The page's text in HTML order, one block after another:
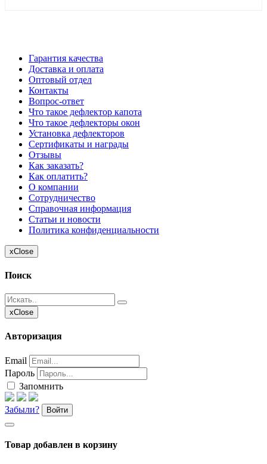
Гарантия качества
Доставка и оплата
Оптовый отдел
Контакты
Вопрос-ответ
Что такое дефлектор капота
Что такое дефлекторы окон
Установка дефлекторов
Сертификаты и награды
Отзывы
Как заказать?
Как оплатить?
О компании
Сотрудничество
Справочная информация
Статьи и новости
Политика конфиденциальности
xClose
Поиск
xClose
Авторизация
Email
Пароль
Запомнить
Забыли? Войти
Товар добавлен в корзину